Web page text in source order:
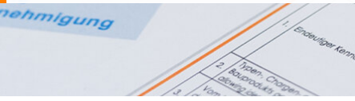
Narzędzia i aksesoria
do konstrukcji Kotwy do
muru
Wyszukiwarka śrub